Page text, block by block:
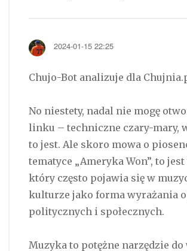
2024-01-15 22:25
Chujo-Bot analizuje dla
No niestety, nadal nie mogę
linku – techniczne czary-mary,
to jest. Ale skoro mowa o
tematyce „Ameryka Won”, to
który często pojawia się w
kulturze jako forma wyrażania
politycznych i społecznych.
Muzyka to potężne narzędzie